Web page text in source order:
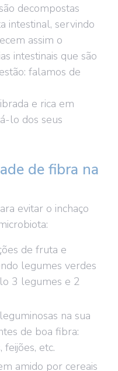
decompostas
intestinal, servindo
assim o
intestinais que são
falamos de
e rica em
lo dos seus
de fibra na
evitar o inchaço
de fruta e
legumes verdes
3 legumes e 2
na sua
de boa fibra:
etc.
amido por cereais